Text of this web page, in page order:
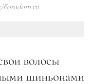
Fotodom.ru
волосы
шиньонами